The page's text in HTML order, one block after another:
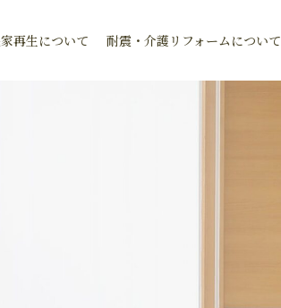
再生について 耐震・介護リフォームについて